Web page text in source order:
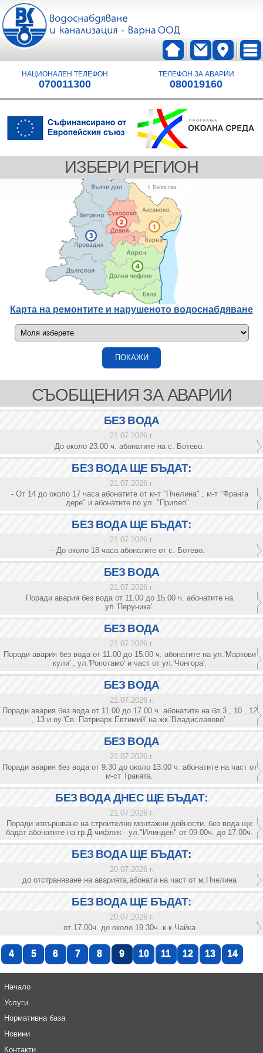
НАЦИОНАЛЕН ТЕЛЕФОН
070011300
ТЕЛЕФОН ЗА АВАРИИ
080019160
ИЗБЕРИ РЕГИОН
Карта на ремонтите и нарушеното водоснабдяване
СЪОБЩЕНИЯ ЗА АВАРИИ
БЕЗ ВОДА
21.07.2026 г.
До около 23.00 ч. абонатите на с. Ботево.
БЕЗ ВОДА ЩЕ БЪДАТ:
21.07.2026 г.
- От 14 до около 17 часа абонатите от м-т "Пчелина" , м-т "Франга
дере" и абонатите по ул. "Прилеп" .
БЕЗ ВОДА ЩЕ БЪДАТ:
21.07.2026 г.
- До около 18 часа абонатите от с. Ботево.
БЕЗ ВОДА
21.07.2026 г.
Поради авария без вода от 11.00 до 15.00 ч. абонатите на
ул.'Перуника'.
БЕЗ ВОДА
21.07.2026 г.
Поради авария без вода от 11.00 до 15.00 ч. абонатите на ул.'Маркови
кули' , ул.'Ропотамо' и част от ул.'Чонгора'.
БЕЗ ВОДА
21.07.2026 г.
Поради авария без вода от 11.00 до 17.00 ч. абонатите на бл.3 , 10 , 12
, 13 и оу.'Св. Патриарх Евтимий' на жк.'Владиславово'.
БЕЗ ВОДА
21.07.2026 г.
Поради авария без вода от 9.30 до около 13.00 ч. абонатите на част от
м-ст Траката.
БЕЗ ВОДА ДНЕС ЩЕ БЪДАТ:
21.07.2026 г.
Поради извършване на строително монтажни дейности, без вода ще
бадат абонатите на гр.Д.чифлик - ул."Илинден" от 09.00ч. до 17.00ч.
БЕЗ ВОДА ЩЕ БЪДАТ:
20.07.2026 г.
до отстраняване на аварията,абонати на част от м.Пчелина
БЕЗ ВОДА ЩЕ БЪДАТ:
20.07.2026 г.
от 17.00ч. до около 19.30ч. к.к Чайка
4 5 6 7 8 9 10 11 12 13 14
Начало
Услуги
Нормативна база
Новини
Контакти